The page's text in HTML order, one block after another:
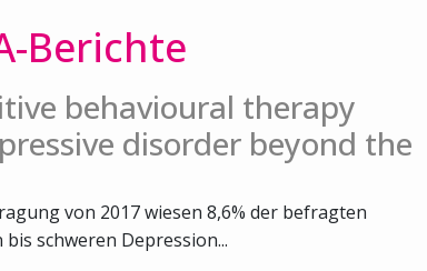
Berichte
behavioural therapy
disorder beyond the
von 2017 wiesen 8,6% der befragten
schweren Depression...